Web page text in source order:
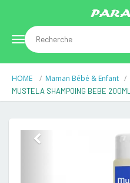
Toggle
navigation
HOME Maman Bébé & Enfant
MUSTELA SHAMPOING BEBE 200ML